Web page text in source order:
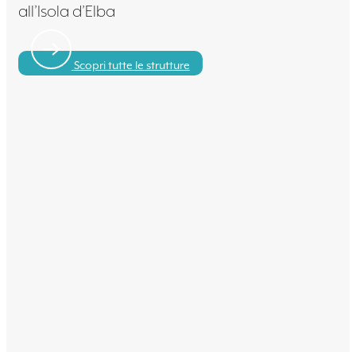
all’Isola d’Elba
Scopri tutte le strutture